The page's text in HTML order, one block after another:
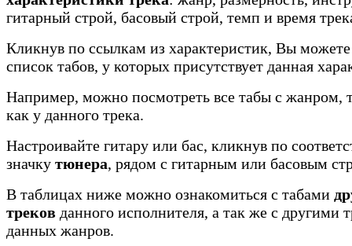
гитарный строй, басовый строй, темп и время
Кликнув по ссылкам из характеристик, Вы
список табов, у которых присутствует данная
Например, можно посмотреть все табы с жанром,
как у данного трека.
Настроивайте гитару или бас, кликнув по
значку тюнера, рядом с гитарным или басовым
В таблицах ниже можно ознакомиться с табами
треков данного исполнителя, а так же с другими
данных жанров.